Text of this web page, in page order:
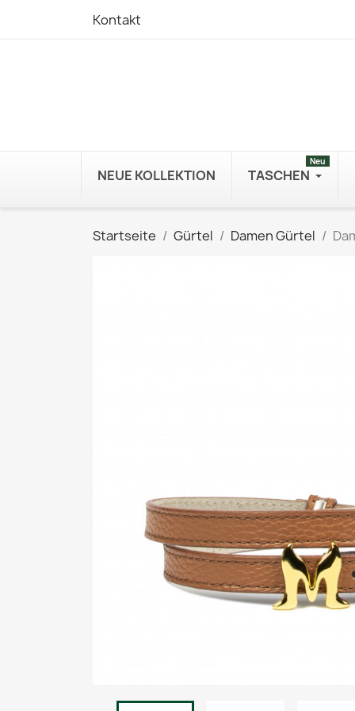
Kontakt
NEUE KOLLEKTION TASCHEN
Neu
Startseite Gürtel Damen Gürtel